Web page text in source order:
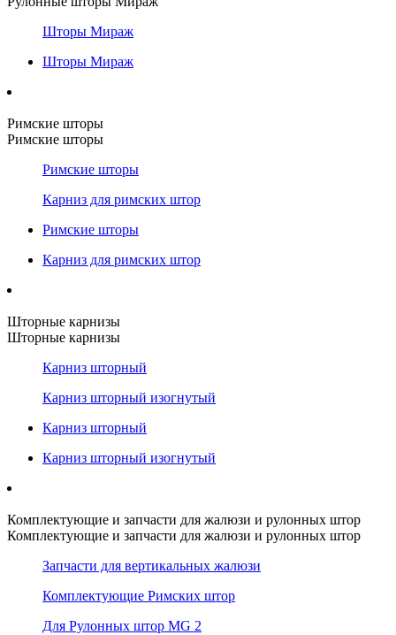
Шторы Мираж
Шторы Мираж
Римские шторы
Римские шторы
Римские шторы
Карниз для римских штор
Римские шторы
Карниз для римских штор
Шторные карнизы
Шторные карнизы
Карниз шторный
Карниз шторный изогнутый
Карниз шторный
Карниз шторный изогнутый
Комплектующие и запчасти для жалюзи и рулонных штор
Комплектующие и запчасти для жалюзи и рулонных штор
Запчасти для вертикальных жалюзи
Комплектующие Римских штор
Для Рулонных штор MG 2